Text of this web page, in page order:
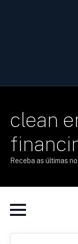
clean
Receba as últimas